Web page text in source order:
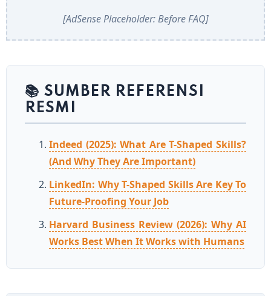
[AdSense Placeholder: Before FAQ]
📚 SUMBER REFERENSI
RESMI
Indeed (2025): What Are T-Shaped Skills?
(And Why They Are Important)
LinkedIn: Why T-Shaped Skills Are Key To
Future-Proofing Your Job
Harvard Business Review (2026): Why AI
Works Best When It Works with Humans